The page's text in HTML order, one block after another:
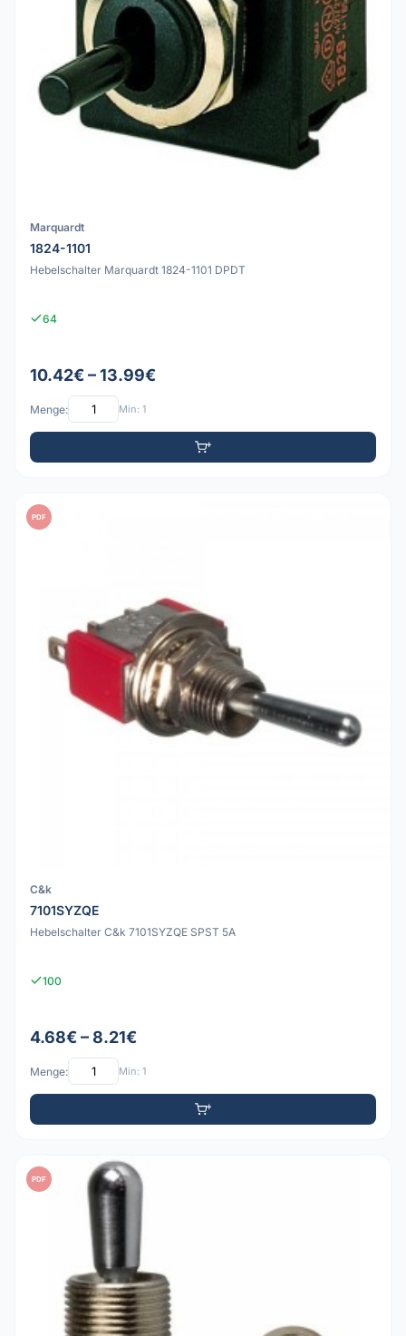
Marquardt
1824-1101
Hebelschalter Marquardt 1824-1101 DPDT
64
10.42€ – 13.99€
Menge: Min: 1
PDF
C&k
7101SYZQE
Hebelschalter C&k 7101SYZQE SPST 5A
100
4.68€ – 8.21€
Menge: Min: 1
PDF